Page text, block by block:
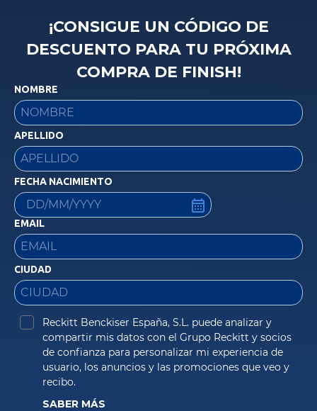
¡CONSIGUE UN CÓDIGO DE
DESCUENTO PARA TU PRÓXIMA
COMPRA DE FINISH!
NOMBRE
APELLIDO
FECHA NACIMIENTO
EMAIL
CIUDAD
Reckitt Benckiser España, S.L. puede analizar y
compartir mis datos con el Grupo Reckitt y socios
de confianza para personalizar mi experiencia de
usuario, los anuncios y las promociones que veo y
SABER MÁS